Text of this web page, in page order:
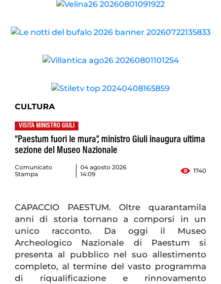
CULTURA
VISITA MINISTRO GIULI
“Paestum fuori le mura”, ministro Giuli inaugura ultima
sezione del Museo Nazionale
Comunicato
Stampa
04 agosto 2026
14:09
1740
CAPACCIO PAESTUM. Oltre quarantamila
anni di storia tornano a comporsi in un
unico racconto. Da oggi il Museo
Archeologico Nazionale di Paestum si
presenta al pubblico nel suo allestimento
completo, al termine del vasto programma
di riqualificazione e rinnovamento